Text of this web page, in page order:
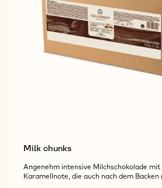
Milk chunks
Angenehm intensive Milchschokolade
Karamellnote, die auch nach dem Backen